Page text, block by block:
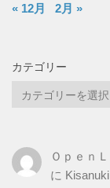
« 12月
2月 »
カテゴリー
リ
ー
Ｏｐｅｎ
に Kisanuki